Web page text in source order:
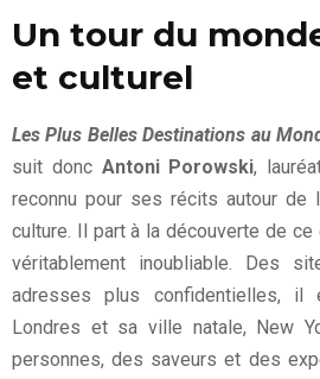
Un tour du
et culturel
Les Plus Belles Destinations au
suit donc Antoni Porowski,
reconnu pour ses récits autour de
culture. Il part à la découverte de ce
véritablement inoubliable. Des
adresses plus confidentielles, il
Londres et sa ville natale, New
personnes, des saveurs et des